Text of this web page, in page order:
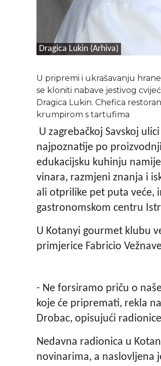
Dragica Lukin (Arhiva)
U pripremi i ukrašavanju
se kloniti nabave jestivog
Dragica Lukin. Chefica
krumpirom s tartufima
U zagrebačkoj Savskoj
najpoznatije po
edukacijsku kuhinju
vinara, razmjeni znanja i
ali otprilike pet puta veće,
gastronomskom centru
U Kotanyi gourmet klubu
primjerice Fabricio
- Ne forsiramo priču o
koje će pripremati, rekla
Drobac, opisujući
Nedavna radionica u
novinarima, a naslovljena